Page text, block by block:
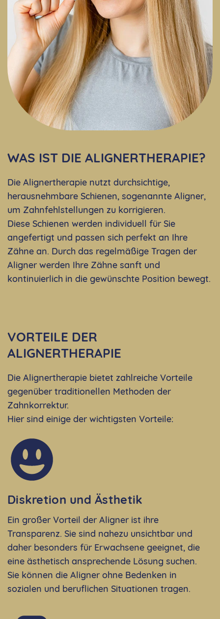
WAS IST DIE ALIGNERTHERAPIE?
Die Alignertherapie nutzt durchsichtige,
herausnehmbare Schienen, sogenannte Aligner,
um Zahnfehlstellungen zu korrigieren.
Diese Schienen werden individuell für Sie
angefertigt und passen sich perfekt an Ihre
Zähne an. Durch das regelmäßige Tragen der
Aligner werden Ihre Zähne sanft und
kontinuierlich in die gewünschte Position bewegt.
VORTEILE DER
ALIGNERTHERAPIE
Die Alignertherapie bietet zahlreiche Vorteile
gegenüber traditionellen Methoden der
Zahnkorrektur.
Hier sind einige der wichtigsten Vorteile:
Diskretion und Ästhetik
Ein großer Vorteil der Aligner ist ihre
Transparenz. Sie sind nahezu unsichtbar und
daher besonders für Erwachsene geeignet, die
eine ästhetisch ansprechende Lösung suchen.
Sie können die Aligner ohne Bedenken in
sozialen und beruflichen Situationen tragen.